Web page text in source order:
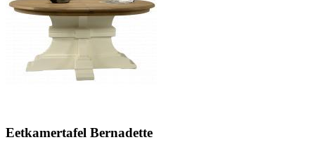
Eetkamertafel Bernadette